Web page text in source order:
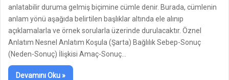
anlatabilir duruma gelmiş biçimine cümle denir. Burada, cümlenin
anlam yönü aşağıda belirtilen başlıklar altında ele alınıp
açıklamalarla ve örnek sorularla üzerinde durulacaktır. Öznel
Anlatım Nesnel Anlatım Koşula (Şarta) Bağlılık Sebep-Sonuç
(Neden-Sonuç) İlişkisi Amaç-Sonuç…
Devamını Oku »